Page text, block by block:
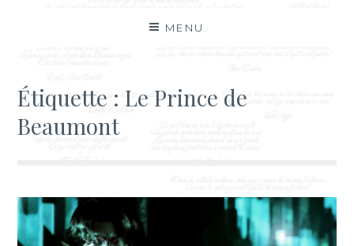
MENU
Étiquette :Le Prince de
Beaumont